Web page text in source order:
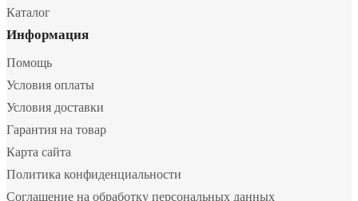
Каталог
Информация
Помощь
Условия оплаты
Условия доставки
Гарантия на товар
Карта сайта
Политика конфиденциальности
Соглашение на обработку персональных данных